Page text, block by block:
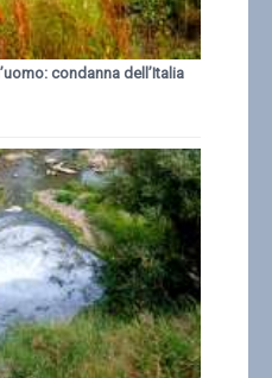
condanna dell’Italia